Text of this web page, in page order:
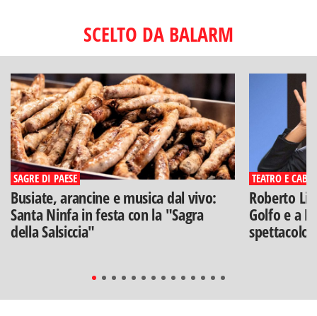
SCELTO DA BALARM
SAGRE DI PAESE
Busiate, arancine e musica dal vivo:
Santa Ninfa in festa con la "Sagra
della Salsiccia"
TEATRO E
Roberto
Golfo e a
spettacolo"